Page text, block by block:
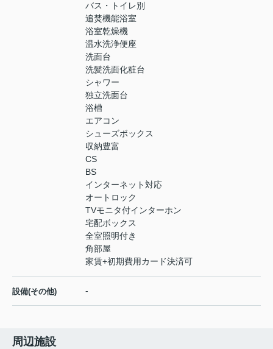
バス・トイレ別
追焚機能浴室
浴室乾燥機
温水洗浄便座
洗面台
洗髪洗面化粧台
シャワー
独立洗面台
浴槽
エアコン
シューズボックス
収納豊富
CS
BS
インターネット対応
オートロック
TVモニタ付インターホン
宅配ボックス
全室照明付き
角部屋
家賃+初期費用カード決済可
設備(その他) -
周辺施設